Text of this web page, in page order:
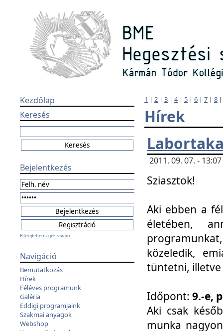
Kezdőlap
Keresés
Bejelentkezés
Elfelejtettem a jelszavam...
Navigáció
Bemutatkozás
Hírek
Féléves programunk
Galéria
Eddigi programjaink
Szakmai anyagok
Webshop
1 | 2 | 3 | 4| 5 | 6 | 7 | 8
Hírek
2011. 09. 07. -
Sziasztok!
Aki ebben a
életében,
közeledik,
tüntetni, illetve
Időpont: 9.-e,
Aki csak
munka